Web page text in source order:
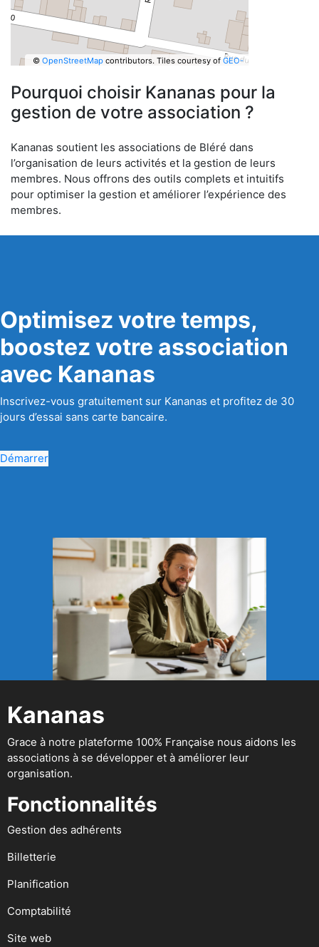
© OpenStreetMapcontributors. Tiles courtesy of GEO-
Pourquoi choisir Kananas pour la
gestion de votre association ?
Kananas soutient les associations de Bléré dans
l’organisation de leurs activités et la gestion de leurs
membres. Nous offrons des outils complets et intuitifs
pour optimiser la gestion et améliorer l’expérience des
membres.
Optimisez votre temps,
boostez votre association
avec Kananas
Inscrivez-vous gratuitement sur Kananas et profitez de 30
jours d’essai sans carte bancaire.
Démarrer
Kananas
Grace à notre plateforme 100% Française nous aidons les
associations à se développer et à améliorer leur
organisation.
Fonctionnalités
Gestion des adhérents
Billetterie
Planification
Comptabilité
Site web